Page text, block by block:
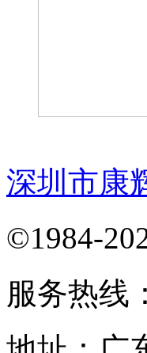
深圳市康
©1984-
服务热线